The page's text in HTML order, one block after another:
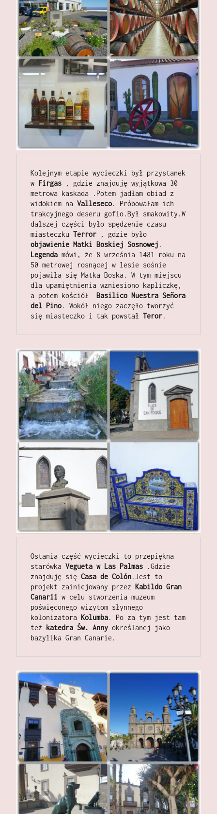
Kolejnym etapie wycieczki był przystanek
w Firgas , gdzie znajduję wyjątkowa 30
metrowa kaskada .Potem jadłam obiad z
widokiem na Valleseco. Próbowałam ich
trakcyjnego deseru gofio.Był smakowity.W
dalszej części było spędzenie czasu
miasteczku Terror
objawienie Matki Boskiej Sosnowej
Legenda mówi, że 8 września 1481 roku na
50 metrowej rosnącej w lesie sośnie
pojawiła się Matka Boska. W tym miejscu
dla upamiętnienia wzniesiono kapliczkę,
a potem kościół Basilico Nuestra Señora
del Pino. Wokół niego zaczęło tworzyć
się miasteczko i tak powstał Teror.
Ostania część wycieczki to przepiękna
starówka Vegueta w Las Palmas .Gdzie
znajduję się Casa de Colón.Jest to
projekt zainicjowany przez Kabildo Gran
Canarii w celu stworzenia muzeum
poświęconego wizytom słynnego
kolonizatora Kolumba. Po za tym jest tam
też katedra Św. Anny określanej jako
bazylika Gran Canarie.